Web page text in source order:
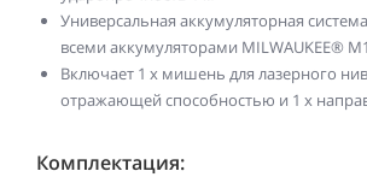
Универсальная аккумуляторная
всеми аккумуляторами MILWAUKEE®
Включает 1 х мишень для лазерного
отражающей способностью и 1 х
Комплектация: